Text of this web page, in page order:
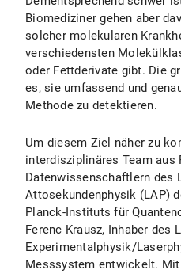
Biomediziner gehen aber
solcher molekularen
verschiedensten
oder Fettderivate gibt. Die
es, sie umfassend und
Methode zu detektieren.
Um diesem Ziel näher zu
interdisziplinäres Team aus
Datenwissenschaftlern des
Attosekundenphysik (LAP)
Planck-Instituts für
Ferenc Krausz, Inhaber des
Experimentalphysik/
Messsystem entwickelt.